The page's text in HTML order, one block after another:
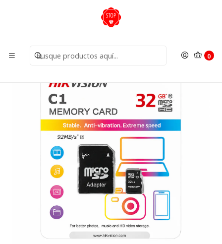
0
Insumos Discos Duros
Tarjeta MicroSD 32G Clase10 HS-TF-L2I/32G/P Hikvision